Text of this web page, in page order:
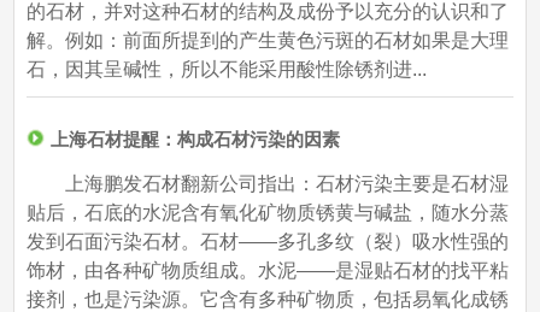
的石材，并对这种石材的结构及成份予以充分的认识和了
解。例如：前面所提到的产生黄色污斑的石材如果是大理
石，因其呈碱性，所以不能采用酸性除锈剂进...
上海石材提醒：构成石材污染的因素
上海鹏发石材翻新公司指出：石材污染主要是石材湿
贴后，石底的水泥含有氧化矿物质锈黄与碱盐，随水分蒸
发到石面污染石材。石材——多孔多纹（裂）吸水性强的
饰材，由各种矿物质组成。水泥——是湿贴石材的找平粘
接剂，也是污染源。它含有多种矿物质，包括易氧化成锈